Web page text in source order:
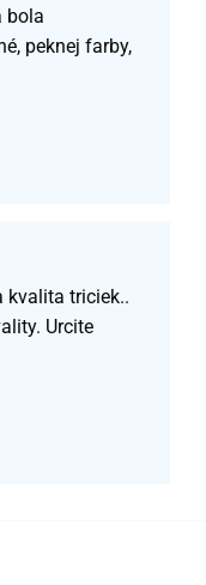
bola
peknej farby,
kvalita triciek..
Urcite